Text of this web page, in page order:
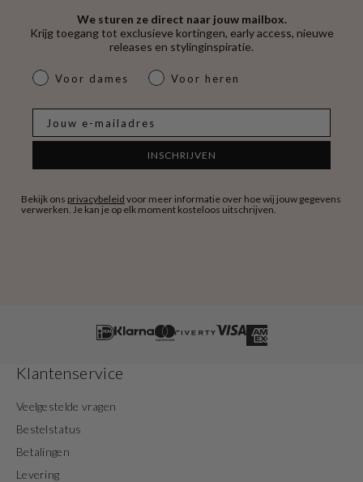
We sturen ze direct naar jouw mailbox.
Krijg toegang tot exclusieve kortingen, early access, nieuwe
releases en stylinginspiratie.
dames & heren
Voor dames Voor heren
INSCHRIJVEN
Bekijk ons privacybeleid voor meer informatie over hoe wij jouw gegevens
verwerken. Je kan je op elk moment kosteloos uitschrijven.
Klantenservice
Veelgestelde vragen
Bestelstatus
Betalingen
Levering